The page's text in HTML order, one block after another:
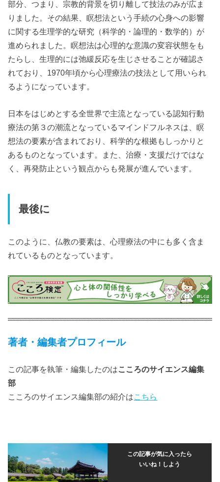
部分、つまり、宗教的背景を切り離して技法のみが広ま
りました。その結果、瞑想法という手続の心身への影響
に関する生理学的な研究（科学的・論理的・数学的）が
進められました。瞑想法は心理的な意識の変容状態をも
たらし、生理的には弛緩反応を生じさせることが確認さ
れており、1970年頃から心理療法の技法として用いられ
るようになっています。
日本をはじめとする全世界で主流となっている認知行動
療法の第３の潮流となっているマインドフルネスは、瞑
想法の要素が含まれており、科学的な根拠もしっかりと
あるものとなっています。また、治療・支援だけではな
く、再発防止という観点からも発展が進んでいます。
最後に
このように、仏教の要素は、心理療法の中にも多く含ま
れているものとなっています。
著者・編集者プロフィール
この記事を執筆・編集したのはこころのサイエンス編集
部
こころのサイエンス編集部の紹介はこちら
この記事が気に入ったら
いいね！しよう